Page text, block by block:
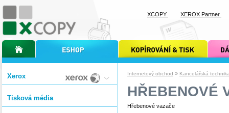
Internetový obchod » Kancelářská
HŘEBENOVÉ
Hřebenové vazače
Xerox
Tisková média
úvodní stránka xcopyinternetový obchod xcopy kopírování a tisk xcopy dárkové
XCOPY XEROX Partner